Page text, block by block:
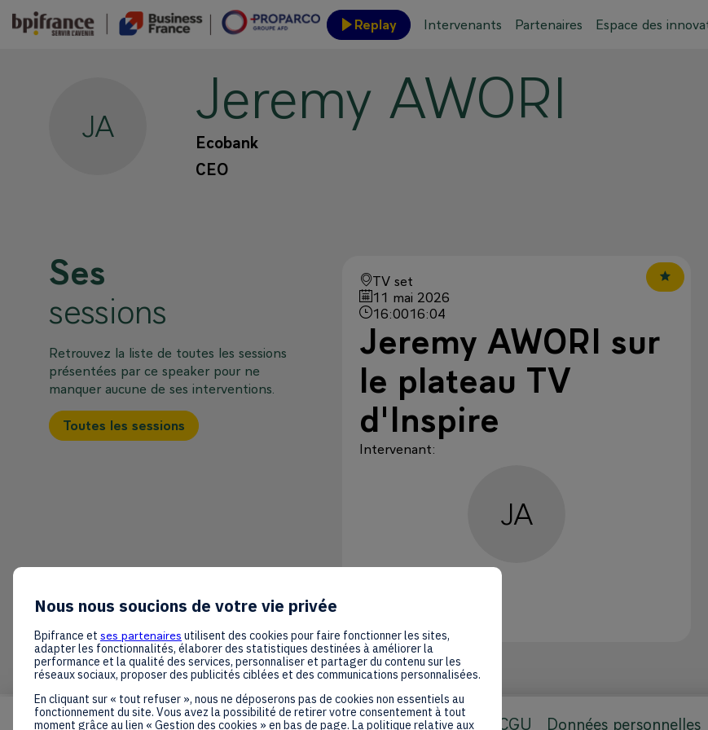
Replay Intervenants Partenaires Espace des
Informations pratiques Plan de l'événement
JA Jeremy AWORI
Ecobank
CEO
Ses
sessions
Retrouvez la liste de toutes les sessions
présentées par ce speaker pour ne
manquer aucune de ses interventions.
Toutes les sessions
TV set
11 mai 2026
16:0016:04
Jeremy AWORI sur
le plateau TV
d'Inspire
Intervenant:
JA
CGU Données personnelles
Nous nous soucions de votre vie privée
Bpifrance et ses partenaires utilisent des cookies pour faire fonctionner les sites,
adapter les fonctionnalités, élaborer des statistiques destinées à améliorer la
performance et la qualité des services, personnaliser et partager du contenu sur les
réseaux sociaux, proposer des publicités ciblées et des communications personnalisées.
En cliquant sur « tout refuser », nous ne déposerons pas de cookies non essentiels au
fonctionnement du site. Vous avez la possibilité de retirer votre consentement à tout
moment grâce au lien « Gestion des cookies » en bas de page. La politique relative aux